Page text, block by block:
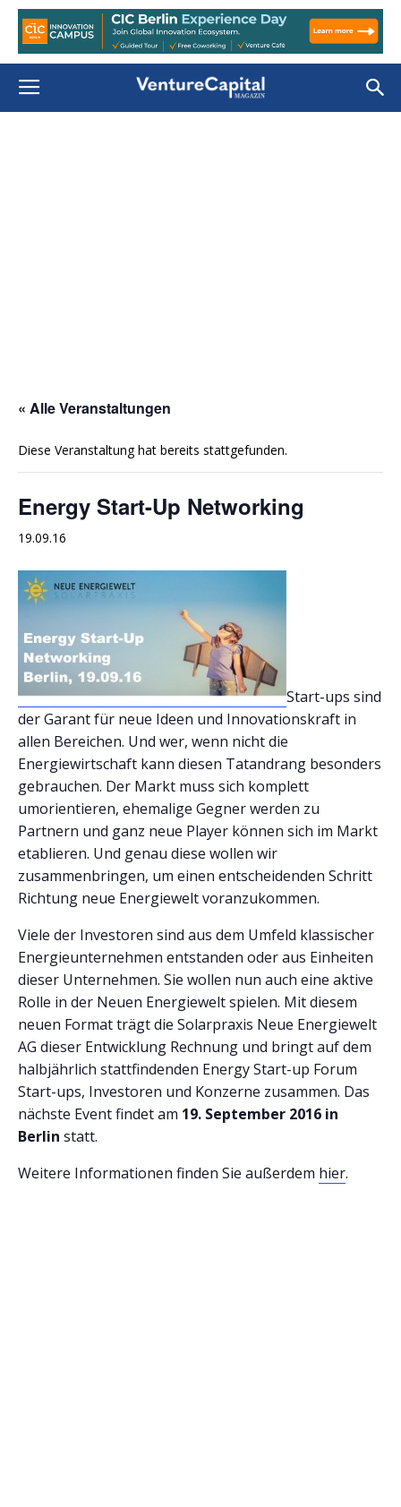
« Alle Veranstaltungen
Diese Veranstaltung hat bereits stattgefunden.
Energy Start-Up Networking
19.09.16
Start-ups sind
der Garant für neue Ideen und Innovationskraft in
allen Bereichen. Und wer, wenn nicht die
Energiewirtschaft kann diesen Tatandrang besonders
gebrauchen. Der Markt muss sich komplett
umorientieren, ehemalige Gegner werden zu
Partnern und ganz neue Player können sich im Markt
etablieren. Und genau diese wollen wir
zusammenbringen, um einen entscheidenden Schritt
Richtung neue Energiewelt voranzukommen.
Viele der Investoren sind aus dem Umfeld klassischer
Energieunternehmen entstanden oder aus Einheiten
dieser Unternehmen. Sie wollen nun auch eine aktive
Rolle in der Neuen Energiewelt spielen. Mit diesem
neuen Format trägt die Solarpraxis Neue Energiewelt
AG dieser Entwicklung Rechnung und bringt auf dem
halbjährlich stattfindenden Energy Start-up Forum
Start-ups, Investoren und Konzerne zusammen. Das
nächste Event findet am 19. September 2016 in
Berlin statt.
Weitere Informationen finden Sie außerdem hier.